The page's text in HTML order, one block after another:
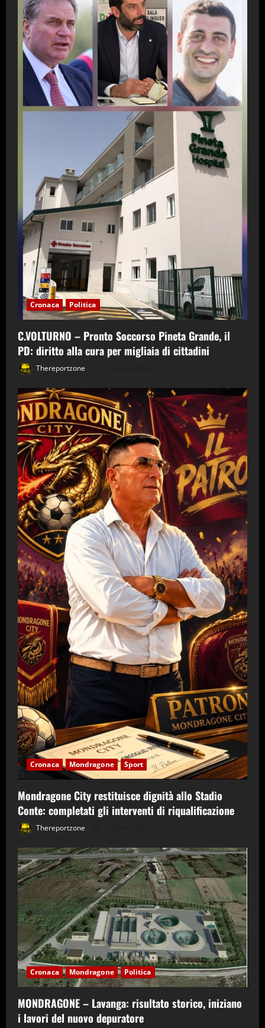
Cronaca Politica
C.VOLTURNO – Pronto Soccorso Pineta Grande, il
PD: diritto alla cura per migliaia di cittadini
Thereportzone
Cronaca Mondragone Sport
Mondragone City restituisce dignità allo Stadio
Conte: completati gli interventi di riqualificazione
Thereportzone
Cronaca Mondragone Politica
MONDRAGONE – Lavanga: risultato storico, iniziano
i lavori del nuovo depuratore